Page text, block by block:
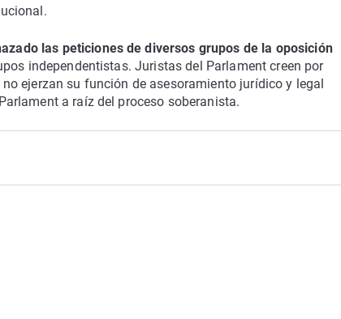
las peticiones de diversos grupos de la oposición
independentistas. Juristas del Parlament creen por
ejerzan su función de asesoramiento jurídico y legal
a raíz del proceso soberanista.